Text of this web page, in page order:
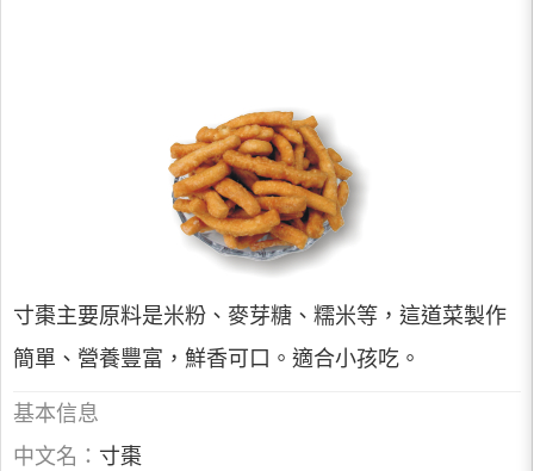
寸棗主要原料是米粉、麥芽糖、糯米等，這道菜製作
簡單、營養豐富，鮮香可口。適合小孩吃。
基本信息
中文名： 寸棗